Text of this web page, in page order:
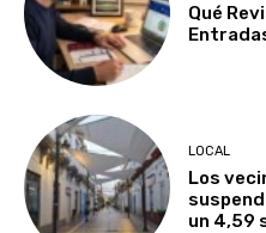
Qué
LOCAL
Los
un 4,59